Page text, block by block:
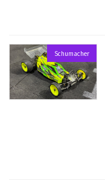
Schumacher